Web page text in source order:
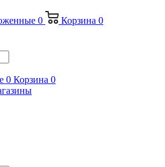
0 Корзина 0
0 Корзина 0